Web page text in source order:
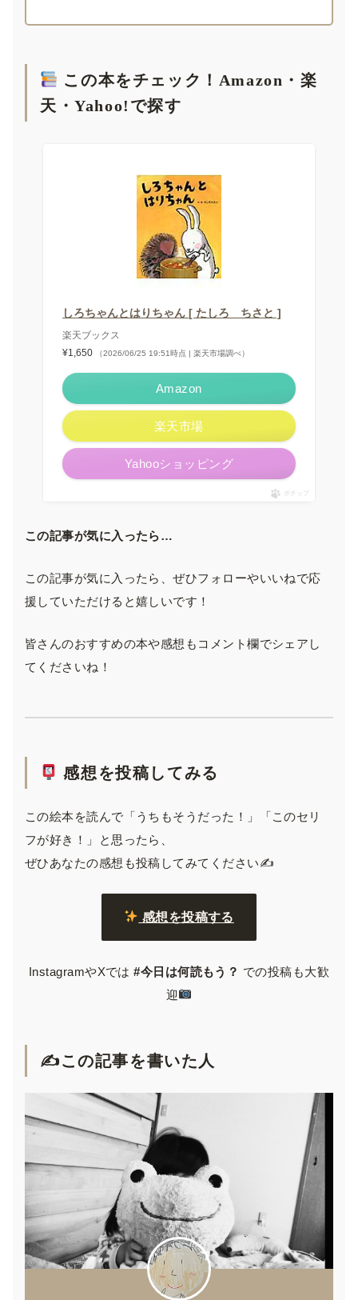
この本をチェック！Amazon・楽
天・Yahoo!で探す
しろちゃんとはりちゃん [ たしろ ちさと ]
楽天ブックス
¥1,650
（2026/06/25 19:51時点 | 楽天市場調べ）
Amazon
楽天市場
Yahooショッピング
ポチップ
この記事が気に入ったら…
この記事が気に入ったら、ぜひフォローやいいねで応
援していただけると嬉しいです！
皆さんのおすすめの本や感想もコメント欄でシェアし
てくださいね！
感想を投稿してみる
この絵本を読んで「うちもそうだった！」「このセリ
フが好き！」と思ったら、
ぜひあなたの感想も投稿してみてください✍️
感想を投稿する
InstagramやXでは#今日は何読もう？ での投稿も大歓
迎
✍️この記事を書いた人